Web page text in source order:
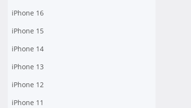
iPhone 16
iPhone 15
iPhone 14
iPhone 13
iPhone 12
iPhone 11